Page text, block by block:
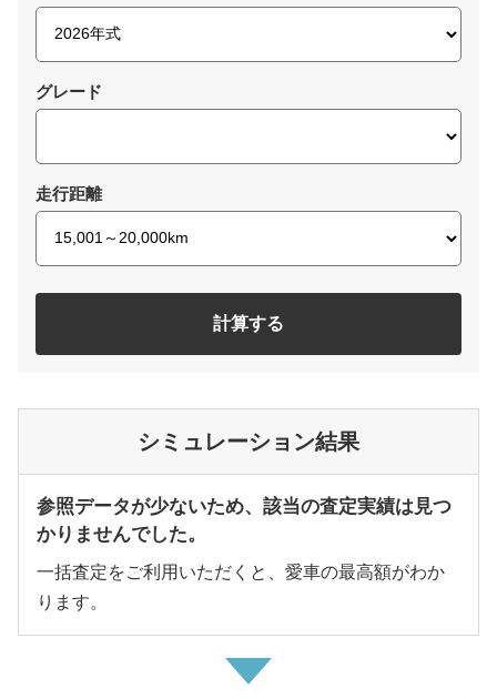
グレード
走行距離
計算する
シミュレーション結果
参照データが少ないため、該当の査定実績は見つ
かりませんでした。
一括査定をご利用いただくと、愛車の最高額がわか
ります。